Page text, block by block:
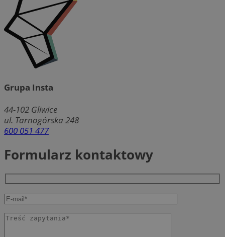
Grupa Insta
44-102 Gliwice
ul. Tarnogórska 248
600 051 477
Formularz kontaktowy